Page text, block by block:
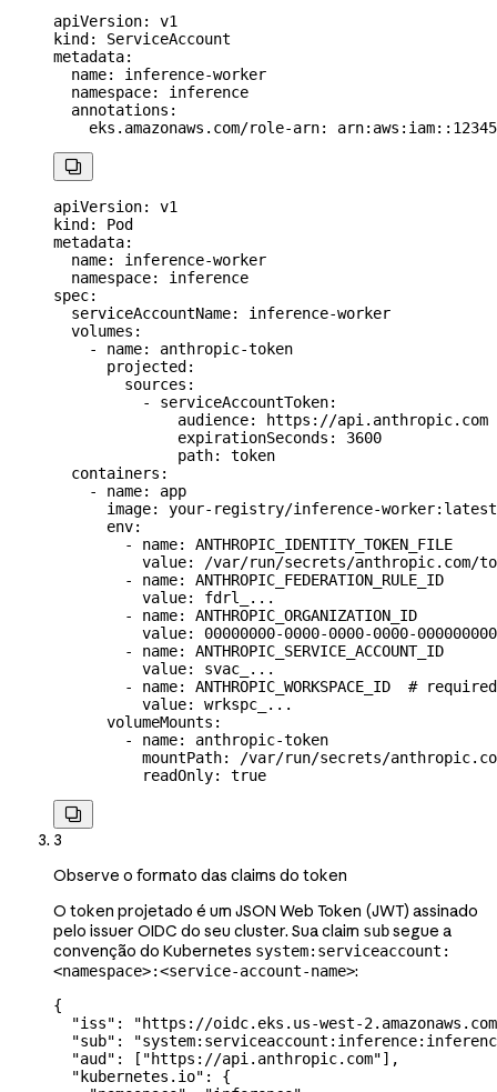
apiVersion: v1
kind : ServiceAccount
metadata:
  name
: inference-worker
  namespace
: inference
  annotations
:
    eks.amazonaws.com/role-arn
:

apiVersion: v1
kind : Pod
metadata:
  name
: inference-worker
  namespace
: inference
spec:
  serviceAccountName
: inference-worker
  volumes
:
    -
name: anthropic-token
      projected
:
        sources
:
          -
serviceAccountToken:
              audience
:
https://api.anthropic.com
              expirationSeconds
: 3600
              path
: token
  containers
:
    -
name: app
      image
: your-registry/inference-worker:latest
      env
:
        -
name: ANTHROPIC_IDENTITY_TOKEN_FILE
          value
:
/var/run/secrets/anthropic.com/
        -
name: ANTHROPIC_FEDERATION_RULE_ID
          value
: fdrl_...
        -
name: ANTHROPIC_ORGANIZATION_ID
          value
: 00000000-0000-0000-0000-
        -
name: ANTHROPIC_SERVICE_ACCOUNT_ID
          value
: svac_...
        -
name: ANTHROPIC_WORKSPACE_ID
#
          value
: wrkspc_...
      volumeMounts
:
        -
name: anthropic-token
          mountPath
:
/var/run/secrets/
          readOnly
: true

3
Observe o formato das claims do token
O token projetado é um JSON Web Token (JWT) assinado
pelo issuer OIDC do seu cluster. Sua claim subsegue a
convenção do Kubernetes system:serviceaccount:
<namespace>:<service-account-name>:
{
  "iss"
:
"https://oidc.eks.us-west-
  "sub"
:
  "aud"
: [ "https://api.anthropic.com"],
  "kubernetes.io"
: {